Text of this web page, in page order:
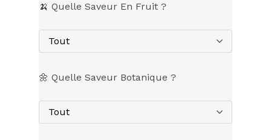
🍌 Quelle Saveur En Fruit ?
Tout
🌼 Quelle Saveur Botanique ?
Tout